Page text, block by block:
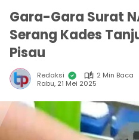
Gara-Gara Surat
Serang Kades
Pisau
Redaksi
2 Min Baca
Rabu, 21 Mei 2025